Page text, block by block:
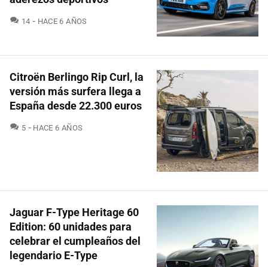
14 COMENTARIOS
HACE 6 AÑOS
Citroën Berlingo Rip Curl, la
versión más surfera llega a
España desde 22.300 euros
5 COMENTARIOS
HACE 6 AÑOS
Jaguar F-Type Heritage 60
Edition: 60 unidades para
celebrar el cumpleaños del
legendario E-Type